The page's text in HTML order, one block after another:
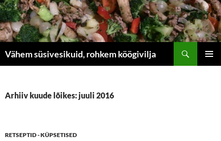
Liigu
sisu
juurde
Vähem süsivesikuid, rohkem köögivilja
Arhiiv kuude lõikes: juuli 2016
RETSEPTID - KÜPSETISED